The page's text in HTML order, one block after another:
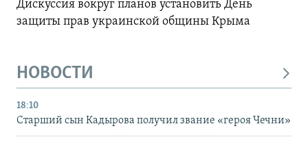
Дискуссия вокруг планов установить День
защиты прав украинской общины Крыма
НОВОСТИ
18:10
Старший сын Кадырова получил звание «героя Чечни»